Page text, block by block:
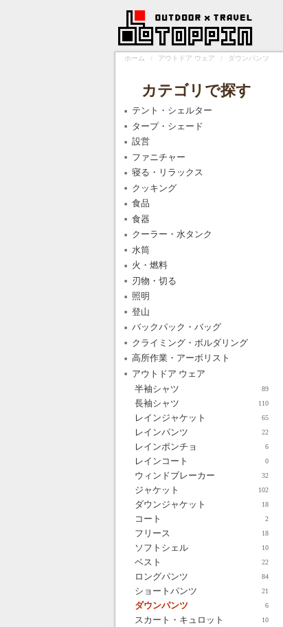
ホーム / アウトドア ウェア / ダウンパンツ
カテゴリで探す
テント・シェルター
タープ・シェード
設営
ファニチャー
寝る・リラックス
クッキング
食品
食器
クーラー・水タンク
水筒
火・燃料
刃物・切る
照明
登山
バックパック・バッグ
クライミング・ボルダリング
高所作業・アーボリスト
アウトドア ウェア
半袖シャツ
89
長袖シャツ 110
レインジャケット 65
レインパンツ 22
レインポンチョ 6
レインコート 0
ウィンドブレーカー 32
ジャケット 102
ダウンジャケット 18
コート 2
フリース 18
ソフトシェル 10
ベスト 22
ロングパンツ 84
ショートパンツ 21
ダウンパンツ 6
スカート・キュロット 10